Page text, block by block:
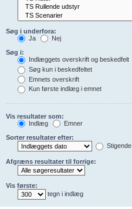
Søg i underfora:
Ja
Nej
Søg i:
Indlæggets overskrift og beskedfelt
Søg kun i beskedfeltet
Emnets overskrift
Kun første indlæg i emnet
Vis resultater som:
Indlæg
Emner
Sorter resultater efter:
Stigende
Afgræns resultater til forrige:
Vis første:
tegn i indlæg